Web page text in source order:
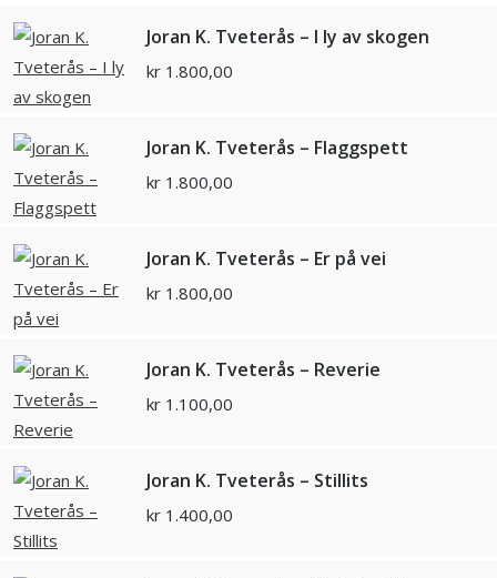
Joran K. Tveterås – I ly av skogen
kr 1.800,00
Joran K. Tveterås – Flaggspett
kr 1.800,00
Joran K. Tveterås – Er på vei
kr 1.800,00
Joran K. Tveterås – Reverie
kr 1.100,00
Joran K. Tveterås – Stillits
kr 1.400,00